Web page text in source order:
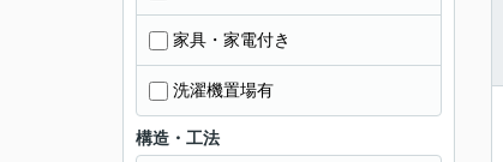
家具・家電付き
洗濯機置場有
構造・工法